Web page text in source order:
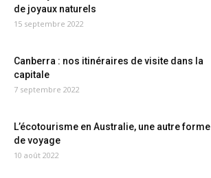
de joyaux naturels
15 septembre 2022
Canberra : nos itinéraires de visite dans la
capitale
7 septembre 2022
L’écotourisme en Australie, une autre forme
de voyage
10 août 2022